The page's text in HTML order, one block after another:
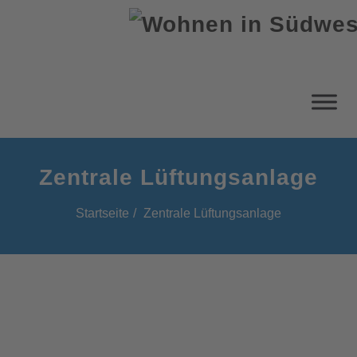
Zentrale Lüftungsanlage
Startseite Zentrale Lüftungsanlage